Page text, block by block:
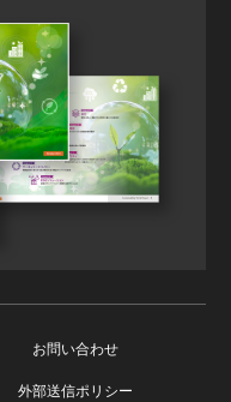
お問い合わせ
外部送信ポリシー